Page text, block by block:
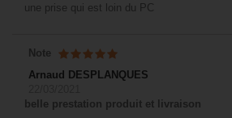
une prise qui est loin du PC
Note
Arnaud DESPLANQUES
belle prestation produit et livraison